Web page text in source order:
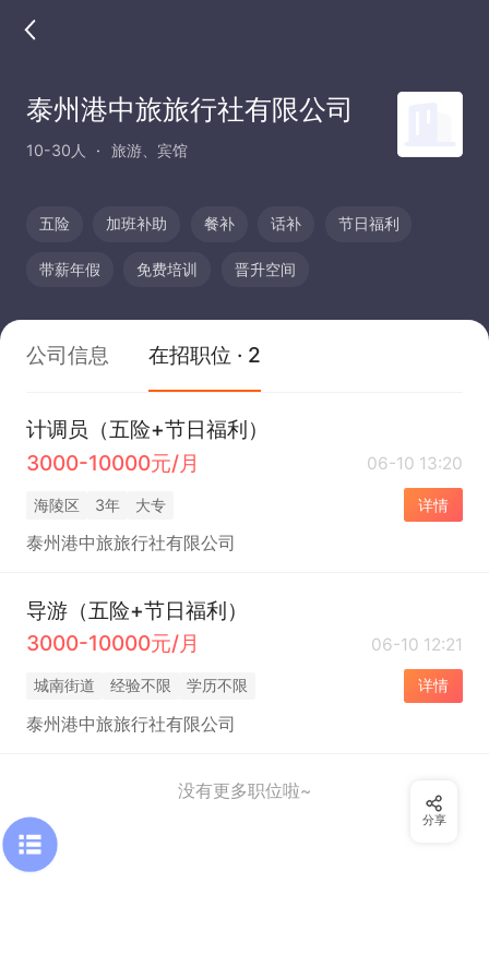
泰州港中旅旅行社有限公司
10-30人 旅游、宾馆
五险 加班补助 餐补 话补 节日福利
带薪年假 免费培训 晋升空间
公司信息 在招职位 · 2
计调员（五险+节日福利）
3000-10000元/月
06-10 13:20
海陵区 3年 大专 详情
泰州港中旅旅行社有限公司
导游（五险+节日福利）
3000-10000元/月
06-10 12:21
城南街道 经验不限 学历不限 详情
泰州港中旅旅行社有限公司
没有更多职位啦~
分享